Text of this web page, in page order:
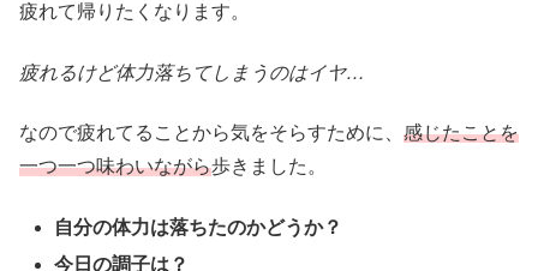
疲れて帰りたくなります。
疲れるけど体力落ちてしまうのはイヤ…
なので疲れてることから気をそらすために、 感じたことを
一つ一つ味わいながら歩きました。
自分の体力は落ちたのかどうか？
今日の調子は？